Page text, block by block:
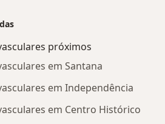
próximos
em Santana
em Independência
em Centro Histórico